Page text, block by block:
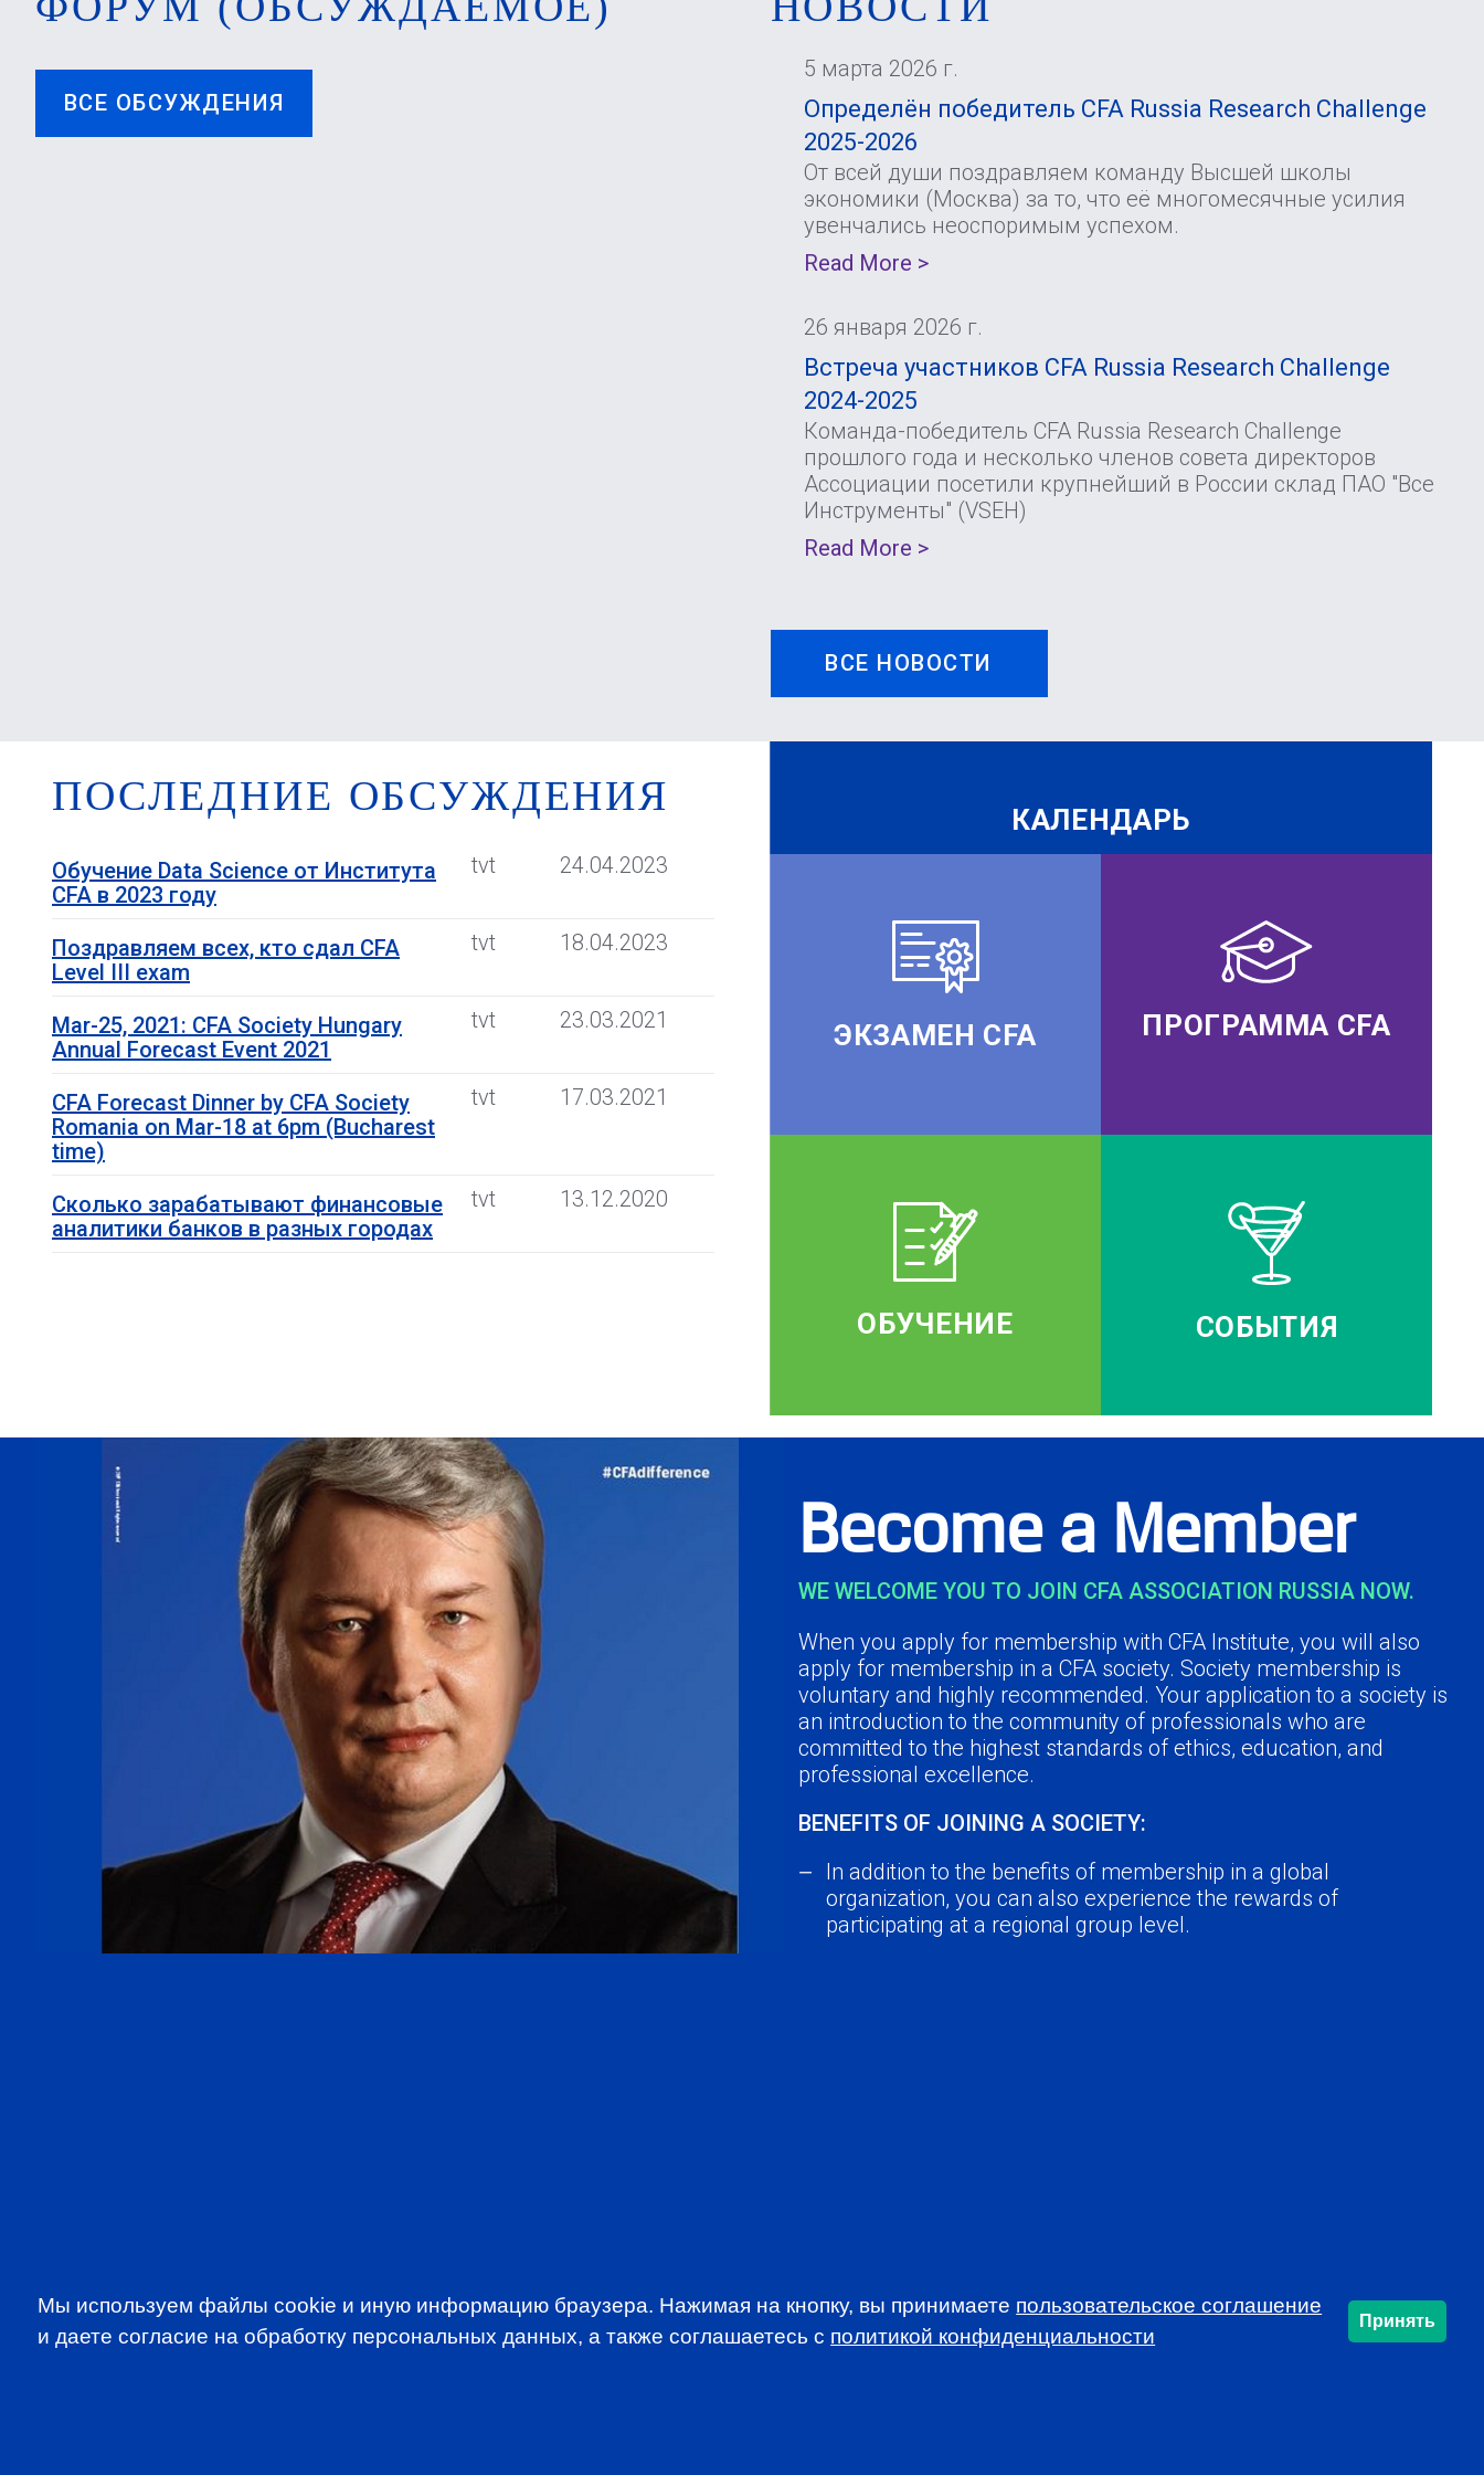
ВСЕ ОБСУЖДЕНИЯ
5 марта 2026 г.
Определён победитель CFA Russia Research Challenge
2025-2026
От всей души поздравляем команду Высшей школы
экономики (Москва) за то, что её многомесячные усилия
увенчались неоспоримым успехом.
Read More >
26 января 2026 г.
Встреча участников CFA Russia Research Challenge
2024-2025
Команда-победитель CFA Russia Research Challenge
прошлого года и несколько членов совета директоров
Ассоциации посетили крупнейший в России склад ПАО "Все
Инструменты" (VSEH)
Read More >
ВСЕ НОВОСТИ
ПОСЛЕДНИЕ ОБСУЖДЕНИЯ
Обучение Data Science от Института
CFA в 2023 году
tvt 24.04.2023
Поздравляем всех, кто сдал CFA
Level III exam
tvt 18.04.2023
Mar-25, 2021: CFA Society Hungary
Annual Forecast Event 2021
tvt 23.03.2021
CFA Forecast Dinner by CFA Society
Romania on Mar-18 at 6pm (Bucharest
time)
tvt 17.03.2021
Сколько зарабатывают финансовые
аналитики банков в разных городах
tvt 13.12.2020
КАЛЕНДАРЬ
ЭКЗАМЕН CFA ПРОГРАММА CFA
ОБУЧЕНИЕ СОБЫТИЯ
Become a Member
WE WELCOME YOU TO JOIN CFA ASSOCIATION RUSSIA NOW.
When you apply for membership with CFA Institute, you will also
apply for membership in a CFA society. Society membership is
voluntary and highly recommended. Your application to a society is
an introduction to the community of professionals who are
committed to the highest standards of ethics, education, and
professional excellence.
BENEFITS OF JOINING A SOCIETY:
In addition to the benefits of membership in a global
organization, you can also experience the rewards of
participating at a regional group level.
JOIN CFA RUSSIA!
Мы используем файлы cookie и иную информацию браузера. Нажимая на кнопку, вы принимаете пользовательское соглашение
и даете согласие на обработку персональных данных, а также соглашаетесь c политикой конфиденциальности
Принять